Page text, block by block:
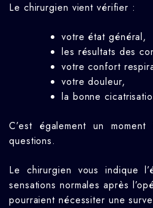
Le chirurgien vient vérifier :
votre état général,
les résultats des
votre confort
votre douleur,
la bonne
C’est également un
questions.
Le chirurgien vous indique
sensations normales après
pourraient nécessiter une